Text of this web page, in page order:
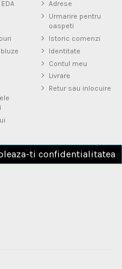
sau taxe suplimentare
Adrese
Urmarire pentru
oaspeti
Istoric comenzi
Identitate
Contul meu
Livrare
Retur sau inlocuire
ti confidentialitatea